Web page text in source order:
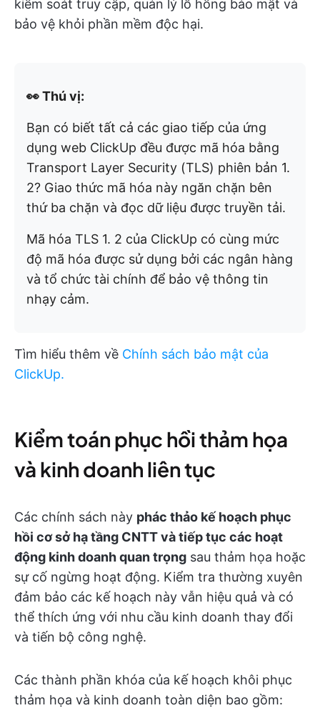
kiểm soát truy cập, quản lý lỗ hổng bảo mật và
bảo vệ khỏi phần mềm độc hại.
👀 Thú vị:
Bạn có biết tất cả các giao tiếp của ứng
dụng web ClickUp đều được mã hóa bằng
Transport Layer Security (TLS) phiên bản 1.
2? Giao thức mã hóa này ngăn chặn bên
thứ ba chặn và đọc dữ liệu được truyền tải.
Mã hóa TLS 1. 2 của ClickUp có cùng mức
độ mã hóa được sử dụng bởi các ngân hàng
và tổ chức tài chính để bảo vệ thông tin
nhạy cảm.
Tìm hiểu thêm về Chính sách bảo mật của
ClickUp.
Kiểm toán phục hồi thảm họa
và kinh doanh liên tục
Các chính sách này phác thảo kế hoạch phục
hồi cơ sở hạ tầng CNTT vàtiếp tục các hoạt
động kinh doanh quan trọng sau thảm họa hoặc
sự cố ngừng hoạt động. Kiểm tra thường xuyên
đảm bảo các kế hoạch này vẫn hiệu quả và có
thể thích ứng với nhu cầu kinh doanh thay đổi
và tiến bộ công nghệ.
Các thành phần khóa của kế hoạch khôi phục
thảm họa và kinh doanh toàn diện bao gồm: